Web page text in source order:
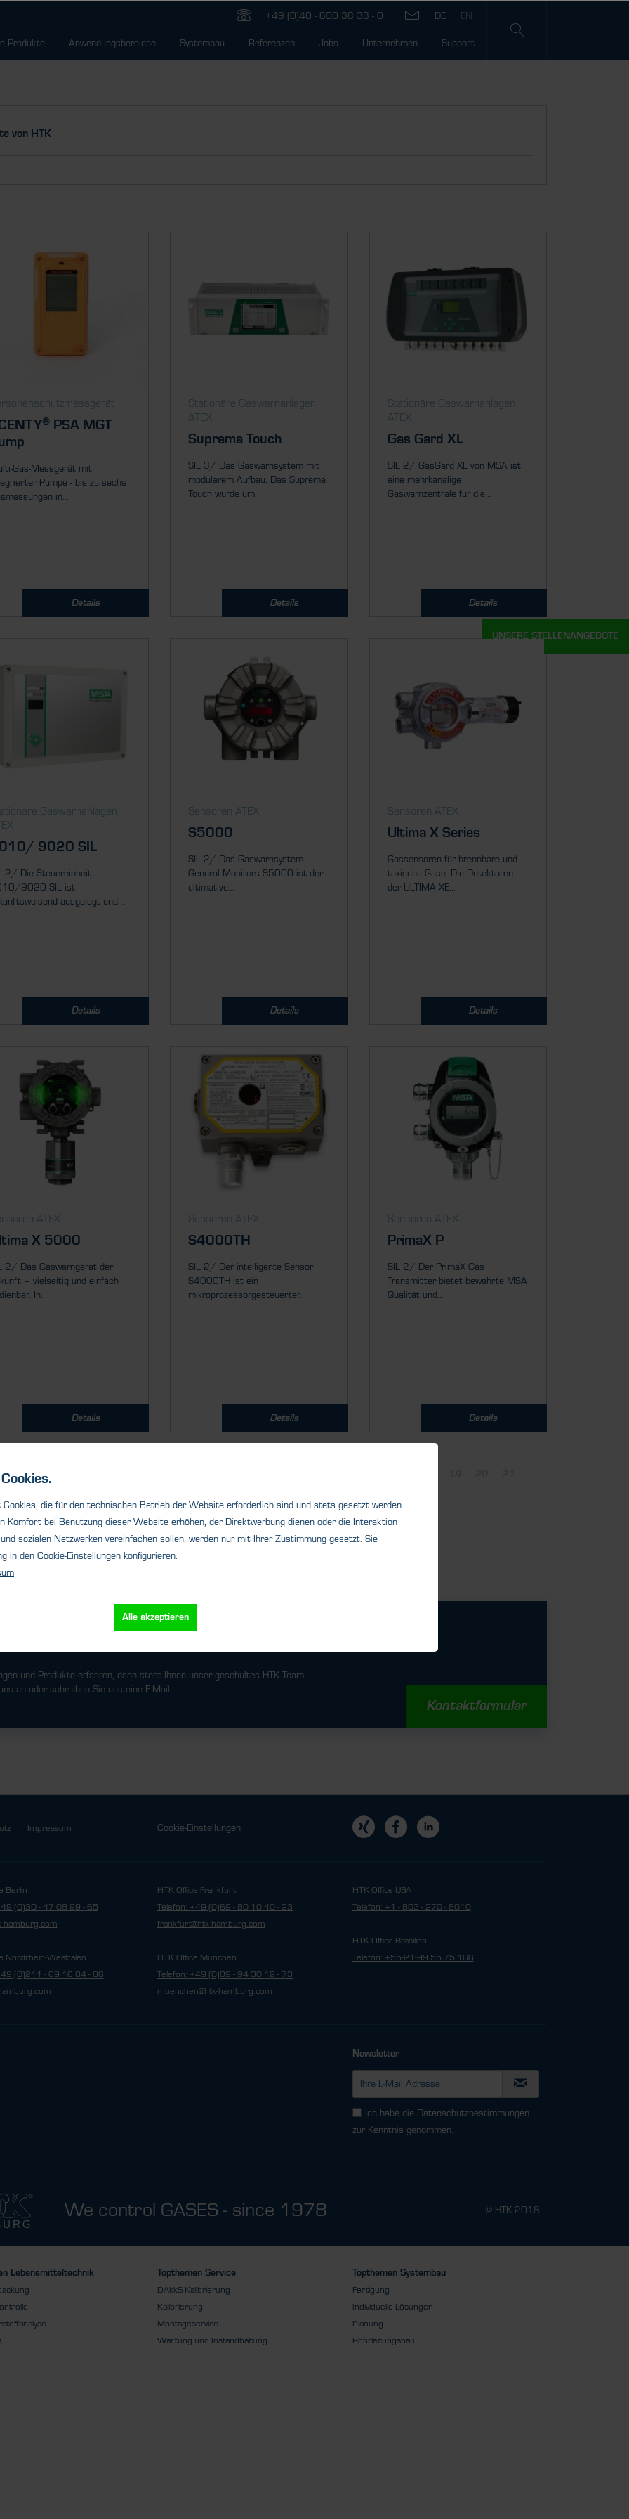
+49 (0)40 - 600 38 38 - 0
Produkte Anwendungsbereiche Systembau Referenzen Jobs Unternehmen Support
von HTK
® PSA MGT
Gas-Messgerät mit
Pumpe - bis zu sechs
in...
Details
Stationäre Gaswarnanlagen
ATEX
Suprema Touch
SIL 3/ Das Gaswarnsystem mit
modularem Aufbau. Das Suprema
Touch wurde um...
Details
Stationäre Gaswarnanlagen
ATEX
Gas Gard XL
SIL 2/ GasGard XL von MSA ist
eine mehrkanalige
Gaswarnzentrale für die...
Details
Gaswarnanlagen
9020 SIL
2/ Die Steuereinheit
9020 SIL ist
ausgelegt und...
Details
Sensoren ATEX
S5000
SIL 2/ Das Gaswarnsystem
General Monitors S5000 ist der
ultimative...
Details
Sensoren ATEX
Ultima X Series
Gassensoren für brennbare und
toxische Gase. Die Detektoren
der ULTIMA XE...
Details
ATEX
X 5000
2/ Das Gaswarngerät der
– vielseitig und einfach
In...
Details
Sensoren ATEX
S4000TH
SIL 2/ Der intelligente Sensor
S4000TH ist ein
mikroprozessorgesteuerter...
Details
Sensoren ATEX
PrimaX P
SIL 2/ Der PrimaX Gas
Transmitter bietet bewährte MSA
Qualität und...
Details
1 2
und Produkte erfahren, dann steht Ihnen unser geschultes HTK Team
an oder schreiben Sie uns eine E-Mail.
Kontaktformular
Impressum Cookie-Einstellungen
Berlin
(0)30 - 47 08 99 - 65
hamburg.com
Nordrhein-Westfalen
(0)211 - 69 16 84 - 86
HTK Office Frankfurt
Telefon: +49 (0)69 - 80 10 40 - 23
frankfurt@htk-hamburg.com
HTK Office München
Telefon: +49 (0)89 - 94 30 12 - 73
muenchen@htk-hamburg.com
HTK Office USA
Telefon: +1 - 803 - 270 - 8010
HTK Office Brasilien
Telefon: +55-21-99 55 75 166
Newsletter
Ich habe die Datenschutzbestimmungen
zur Kenntnis genommen.
We control GASES - since 1978 © HTK 2018
Lebensmitteltechnik
Topthemen Service
DAkkS Kalibrierung
Kalibrierung
Montageservice
Wartung und Instandhaltung
Topthemen Systembau
Fertigung
Individuelle Lösungen
Planung
Rohrleitungsbau
UNSERE STELLENANGEBOTE
die für den technischen Betrieb der Website erforderlich sind und stets gesetzt werden.
Komfort bei Benutzung dieser Website erhöhen, der Direktwerbung dienen oder die Interaktion
sozialen Netzwerken vereinfachen sollen, werden nur mit Ihrer Zustimmung gesetzt. Sie
in den Cookie-Einstellungen konfigurieren.
Alle akzeptieren